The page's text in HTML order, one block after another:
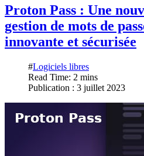
Proton Pass : Une
gestion de mots de
innovante et sécurisée
#Logiciels libres
Read Time: 2 mins
Publication : 3 juillet 2023